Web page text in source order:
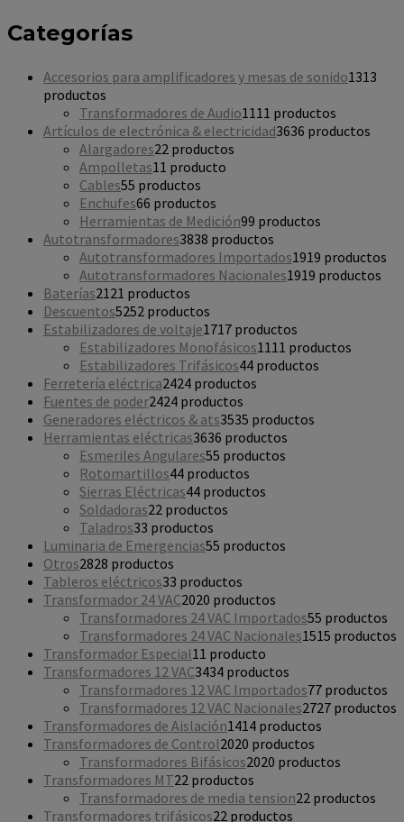
Categorías
Accesorios para amplificadores y mesas de sonido1313
productos
Transformadores de Audio11 11 productos
Artículos de electrónica & electricidad3636 productos
Alargadores22 productos
Ampolletas1 1 producto
Cables55 productos
Enchufes66 productos
Herramientas de Medición99 productos
Autotransformadores3838 productos
Autotransformadores Importados1919 productos
Autotransformadores Nacionales1919 productos
Baterías21 21 productos
Descuentos5252 productos
Estabilizadores de voltaje1717 productos
Estabilizadores Monofásicos11 11 productos
Estabilizadores Trifásicos44 productos
Ferretería eléctrica2424 productos
Fuentes de poder2424 productos
Generadores eléctricos & ats3535 productos
Herramientas eléctricas3636 productos
Esmeriles Angulares55 productos
Rotomartillos44 productos
Sierras Eléctricas44 productos
Soldadoras22 productos
Taladros33 productos
Luminaria de Emergencias55 productos
Otros2828 productos
Tableros eléctricos33 productos
Transformador 24 VAC2020 productos
Transformadores 24 VAC Importados55 productos
Transformadores 24 VAC Nacionales1515 productos
Transformador Especial1 1 producto
Transformadores 12 VAC3434 productos
Transformadores 12 VAC Importados77 productos
Transformadores 12 VAC Nacionales2727 productos
Transformadores de Aislación1414 productos
Transformadores de Control2020 productos
Transformadores Bifásicos2020 productos
Transformadores MT22 productos
Transformadores de media tension22 productos
Transformadores trifásicos22 productos